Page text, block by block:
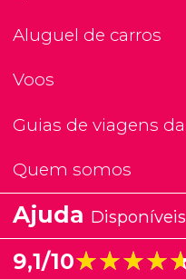
Aluguel de carros
Voos
Guias de viagens
Quem somos
Ajuda
9,1/10